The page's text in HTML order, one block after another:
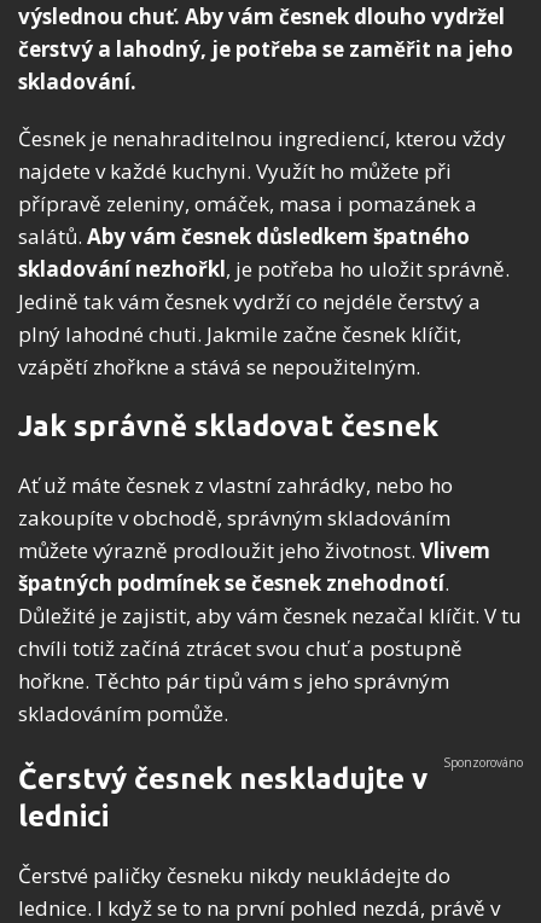
výslednou chuť. Aby vám česnek dlouho vydržel
čerstvý a lahodný, je potřeba se zaměřit na jeho
skladování.
Česnek je nenahraditelnou ingrediencí, kterou vždy
najdete v každé kuchyni. Využít ho můžete při
přípravě zeleniny, omáček, masa i pomazánek a
salátů. Aby vám česnek důsledkem špatného
skladování nezhořkl, je potřeba ho uložit správně.
Jedině tak vám česnek vydrží co nejdéle čerstvý a
plný lahodné chuti. Jakmile začne česnek klíčit,
vzápětí zhořkne a stává se nepoužitelným.
Jak správně skladovat česnek
Ať už máte česnek z vlastní zahrádky, nebo ho
zakoupíte v obchodě, správným skladováním
můžete výrazně prodloužit jeho životnost. Vlivem
špatných podmínek se česnek znehodnotí.
Důležité je zajistit, aby vám česnek nezačal klíčit. V tu
chvíli totiž začíná ztrácet svou chuť a postupně
hořkne. Těchto pár tipů vám s jeho správným
skladováním pomůže.
Čerstvý česnek neskladujte v
lednici
Čerstvé paličky česneku nikdy neukládejte do
lednice. I když se to na první pohled nezdá, právě v